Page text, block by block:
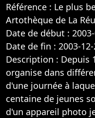
Référence : Le plus
Artothèque de La
Date de début :
Date de fin : 2003-
Description : Depuis
organise dans
d'une journée à
centaine de jeunes
d'un appareil photo